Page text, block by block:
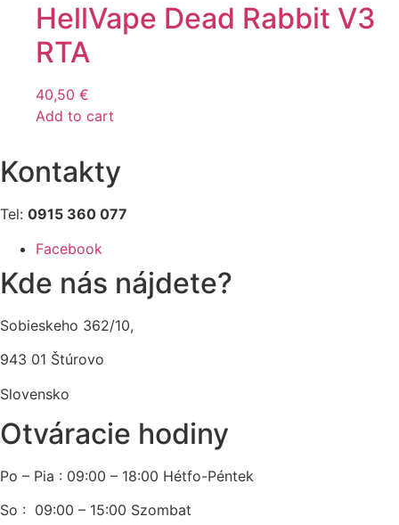
HellVape Dead Rabbit V3
RTA
40,50 €
Add to cart
Kontakty
Tel: 0915 360 077
Facebook
Kde nás nájdete?
Sobieskeho 362/10,
943 01 Štúrovo
Slovensko
Otváracie hodiny
Po – Pia : 09:00 – 18:00 Hétfo-Péntek
So : 09:00 – 15:00 Szombat